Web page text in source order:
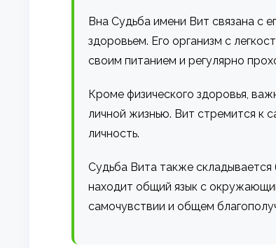
Вна Судьба имени Вит связана с
здоровьем. Его организм с
своим питанием и регулярно
Кроме физического здоровья,
личной жизнью. Вит стремится к
личность.
Судьба Вита также
находит общий язык с
самочувствии и общем